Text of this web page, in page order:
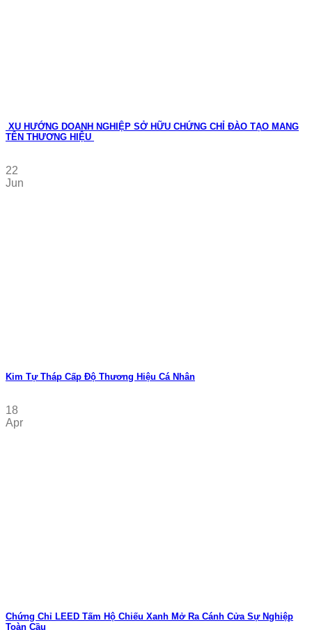
XU HƯỚNG DOANH NGHIỆP SỞ HỮU CHỨNG CHỈ ĐÀO TẠO MANG
TÊN THƯƠNG HIỆU
22
Jun
Kim Tự Tháp Cấp Độ Thương Hiệu Cá Nhân
18
Apr
Chứng Chỉ LEED Tấm Hộ Chiếu Xanh Mở Ra Cánh Cửa Sự Nghiệp
Toàn Cầu